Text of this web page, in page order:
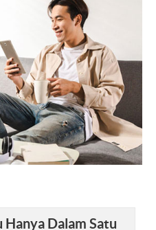
Dalam Satu